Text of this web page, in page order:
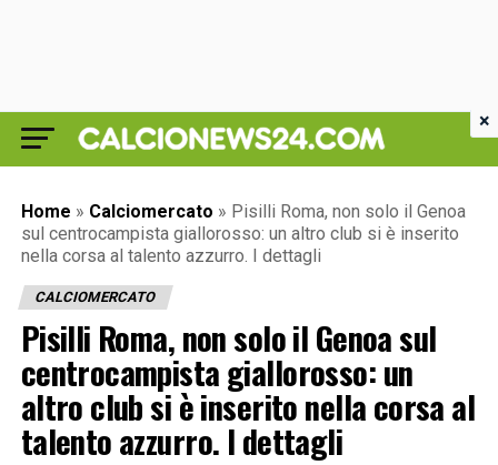
Home » Calciomercato » Pisilli Roma, non solo il Genoa
sul centrocampista giallorosso: un altro club si è inserito
nella corsa al talento azzurro. I dettagli
CALCIOMERCATO
Pisilli Roma, non solo il Genoa sul
centrocampista giallorosso: un
altro club si è inserito nella corsa al
talento azzurro. I dettagli
×